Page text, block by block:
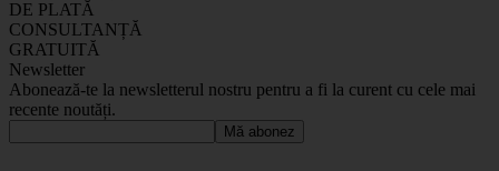
DE PLATĂ
CONSULTANȚĂ
GRATUITĂ
Newsletter
Abonează-te la newsletterul nostru pentru a fi la curent cu cele mai
recente noutăți.
Mă abonez